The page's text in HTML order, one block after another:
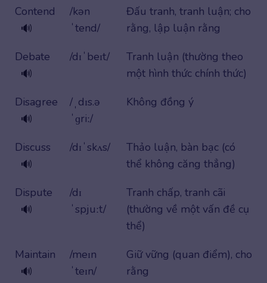
Contend
🔊
/kən
ˈtend/
Đấu tranh, tranh luận; cho
rằng, lập luận rằng
Debate
🔊
/dɪˈbeɪt/
Tranh luận (thường theo
một hình thức chính thức)
Disagree
🔊
/ˌdɪs.ə
ˈɡriː/
Không đồng ý
Discuss
🔊
/dɪˈskʌs/
Thảo luận, bàn bạc (có
thể không căng thẳng)
Dispute
🔊
/dɪ
ˈspjuːt/
Tranh chấp, tranh cãi
(thường về một vấn đề cụ
thể)
Maintain
🔊
/meɪn
ˈteɪn/
Giữ vững (quan điểm), cho
rằng